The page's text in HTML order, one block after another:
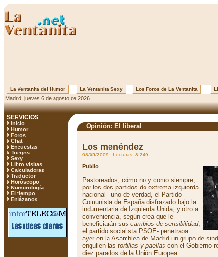
La Ventanita del Humor La Ventanita Sexy Los Foros de La Ventanita
Madrid, jueves 6 de agosto de 2026
SERVICIOS
Inicio
Humor
Foros
Chat
Encuestas
Juegos
Sexy
Libro visitas
Calculadoras
Traductor
Horóscopo
Numerología
El tiempo
Enlázanos
Opinión: El liberal
Los menéndez
08/05/2009 Lecturas: 8.249
Publio
Pastoreados, cómo no y como siempre,
por los dos partidos de extrema izquierda
nacional –uno de verdad, el Partido
Comunista de España disfrazado bajo la
indumentaria de Izquierda Unida, y otro a
conveniencia, según crea que le
beneficiarán sus cambios de sensibilidad,
el partido socialista PSOE- penetraba
ayer en la Asamblea de Madrid un grupo de
engullen las tortillas y paellas con el Gobierno
diez parados de la Unión Europea.